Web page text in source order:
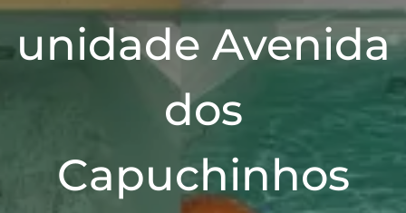
unidade Avenida
dos
Capuchinhos